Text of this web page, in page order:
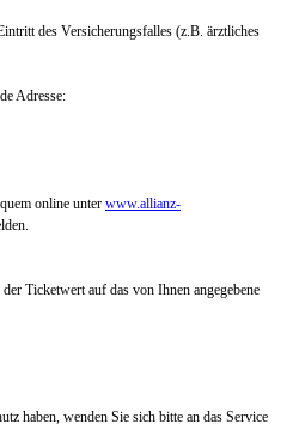
des Versicherungsfalles (z.B. ärztliches
Adresse:
online unter www.allianz-
Ticketwert auf das von Ihnen angegebene
haben, wenden Sie sich bitte an das Service